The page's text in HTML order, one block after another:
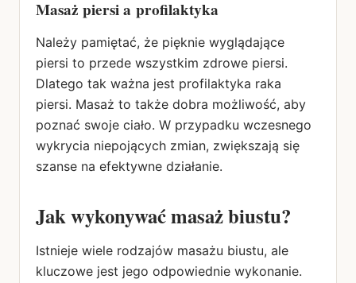
Masaż piersi a profilaktyka
Należy pamiętać, że pięknie wyglądające
piersi to przede wszystkim zdrowe piersi.
Dlatego tak ważna jest profilaktyka raka
piersi. Masaż to także dobra możliwość, aby
poznać swoje ciało. W przypadku wczesnego
wykrycia niepojących zmian, zwiększają się
szanse na efektywne działanie.
Jak wykonywać masaż biustu?
Istnieje wiele rodzajów masażu biustu, ale
kluczowe jest jego odpowiednie wykonanie.